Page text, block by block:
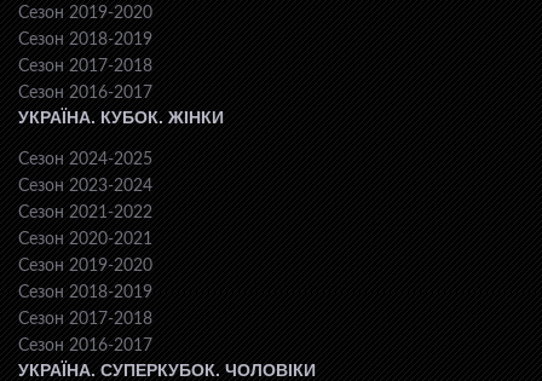
Сезон 2019-2020
Сезон 2018-2019
Сезон 2017-2018
Сезон 2016-2017
УКРАЇНА. КУБОК. ЖІНКИ
Сезон 2024-2025
Сезон 2023-2024
Сезон 2021-2022
Сезон 2020-2021
Сезон 2019-2020
Сезон 2018-2019
Сезон 2017-2018
Сезон 2016-2017
УКРАЇНА. СУПЕРКУБОК. ЧОЛОВІКИ